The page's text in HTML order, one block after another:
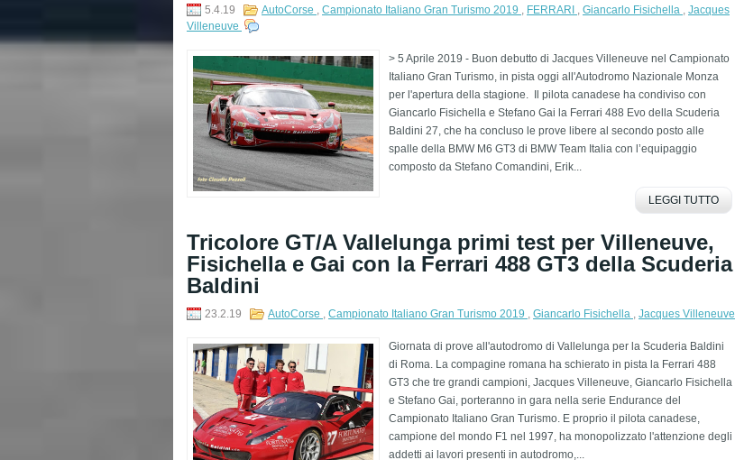
5.4.19 AutoCorse Campionato Italiano Gran Turismo 2019 FERRARI Giancarlo Fisichella
Jacques
Villeneuve
> 5 Aprile 2019 - Buon debutto di Jacques Villeneuve nel Campionato
Italiano Gran Turismo, in pista oggi all'Autodromo Nazionale Monza
per l'apertura della stagione. Il pilota canadese ha condiviso con
Giancarlo Fisichella e Stefano Gai la Ferrari 488 Evo della Scuderia
Baldini 27, che ha concluso le prove libere al secondo posto alle
spalle della BMW M6 GT3 di BMW Team Italia con l’equipaggio
composto da Stefano Comandini, Erik...
LEGGI TUTTO
Tricolore GT/A Vallelunga primi test per Villeneuve,
Fisichella e Gai con la Ferrari 488 GT3 della Scuderia
Baldini
23.2.19 AutoCorse Campionato Italiano Gran Turismo 2019 Giancarlo Fisichella Jacques Villeneuve
Giornata di prove all'autodromo di Vallelunga per la Scuderia Baldini
di Roma. La compagine romana ha schierato in pista la Ferrari 488
GT3 che tre grandi campioni, Jacques Villeneuve, Giancarlo Fisichella
e Stefano Gai, porteranno in gara nella serie Endurance del
Campionato Italiano Gran Turismo. E proprio il pilota canadese,
campione del mondo F1 nel 1997, ha monopolizzato l'attenzione degli
addetti ai lavori presenti in autodromo,...